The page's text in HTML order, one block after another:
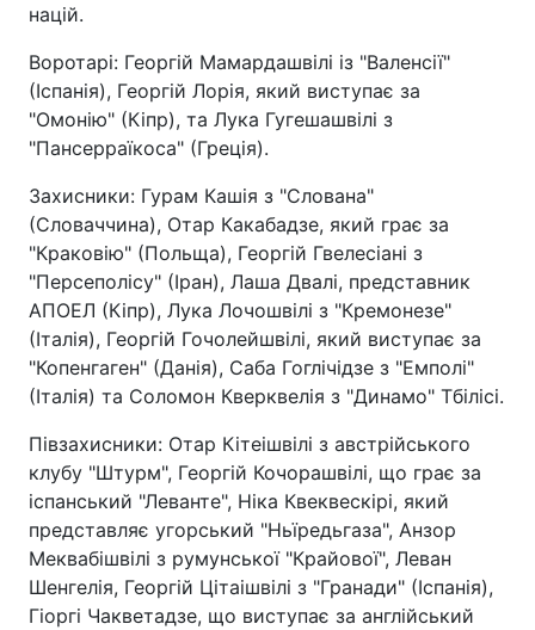
націй.
Воротарі: Георгій Мамардашвілі із "Валенсії"
(Іспанія), Георгій Лорія, який виступає за
"Омонію" (Кіпр), та Лука Гугешашвілі з
"Пансерраїкоса" (Греція).
Захисники: Гурам Кашія з "Слована"
(Словаччина), Отар Какабадзе, який грає за
"Краковію" (Польща), Георгій Гвелесіані з
"Персеполісу" (Іран), Лаша Двалі, представник
АПОЕЛ (Кіпр), Лука Лочошвілі з "Кремонезе"
(Італія), Георгій Гочолейшвілі, який виступає за
"Копенгаген" (Данія), Саба Гоглічідзе з "Емполі"
(Італія) та Соломон Кверквелія з "Динамо" Тбілісі.
Півзахисники: Отар Кітеішвілі з австрійського
клубу "Штурм", Георгій Кочорашвілі, що грає за
іспанський "Леванте", Ніка Квеквескірі, який
представляє угорський "Ньїредьгаза", Анзор
Меквабішвілі з румунської "Крайової", Леван
Шенгелія, Георгій Цітаішвілі з "Гранади" (Іспанія),
Гіоргі Чакветадзе, що виступає за англійський